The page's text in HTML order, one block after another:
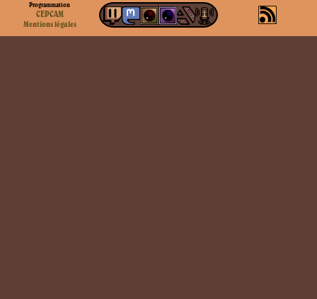
Programmation
CEPCAM
Mentions légales